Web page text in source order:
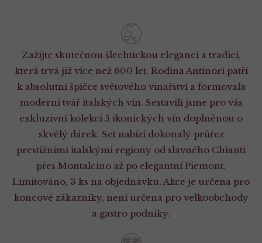
Zažijte skutečnou šlechtickou eleganci a tradici,
která trvá již více než 600 let. Rodina Antinori patří
k absolutní špičce světového vinařství a formovala
moderní tvář italských vín. Sestavili jsme pro vás
exkluzivní kolekci 5 ikonických vín doplněnou o
skvělý dárek. Set nabízí dokonalý průřez
prestižními italskými regiony od slavného Chianti
přes Montalcino až po elegantní Piemont.
Limitováno, 3 ks na objednávku. Akce je určena pro
koncové zákazníky, není určena pro velkoobchody
a gastro podniky.